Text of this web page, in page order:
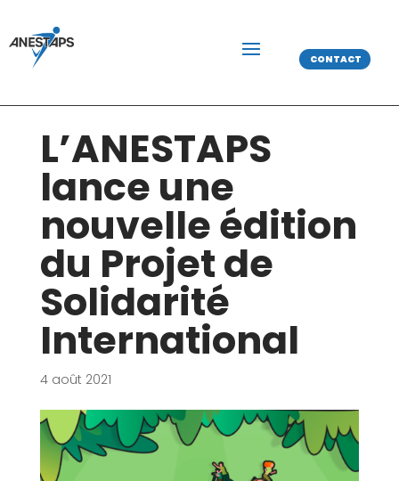
CONTACT
L’ANESTAPS
lance une
nouvelle édition
du Projet de
Solidarité
International
4 août 2021